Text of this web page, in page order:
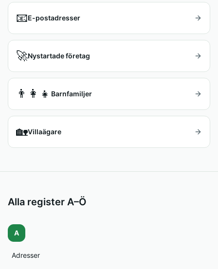
📧E-postadresser
🚀Nystartade företag
👨‍👩‍👧 Barnfamiljer
🏡Villaägare
Alla register A–Ö
A
Adresser